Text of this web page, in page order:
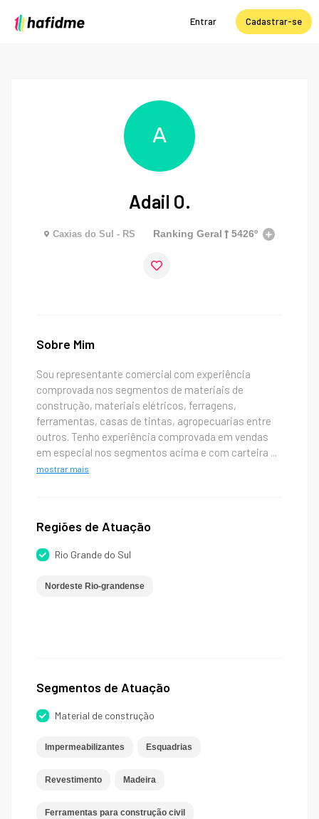
Entrar Cadastrar-se
A
Adail O.
Caxias do Sul - RS Ranking Geral 5426º
Sobre Mim
Sou representante comercial com experiência
comprovada nos segmentos de materiais de
construção, materiais elétricos, ferragens,
ferramentas, casas de tintas, agropecuarias entre
outros. Tenho experiência comprovada em vendas
em especial nos segmentos acima e com carteira ...
mostrar mais
Regiões de Atuação
Rio Grande do Sul
Nordeste Rio-grandense
Segmentos de Atuação
Material de construção
Impermeabilizantes Esquadrias
Revestimento Madeira
Ferramentas para construção civil